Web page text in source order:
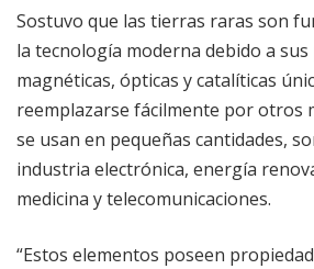
Sostuvo que las tierras raras son
la tecnología moderna debido a
magnéticas, ópticas y catalíticas
reemplazarse fácilmente por otros
se usan en pequeñas cantidades,
industria electrónica, energía
medicina y telecomunicaciones.
“Estos elementos poseen